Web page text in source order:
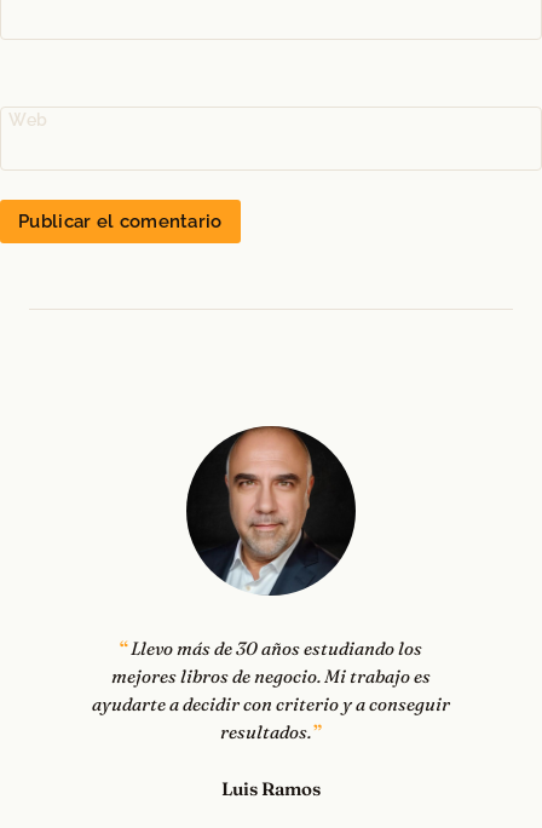
Web
Llevo más de 30 años estudiando los
mejores libros de negocio. Mi trabajo es
ayudarte a decidir con criterio y a conseguir
resultados.
Luis Ramos